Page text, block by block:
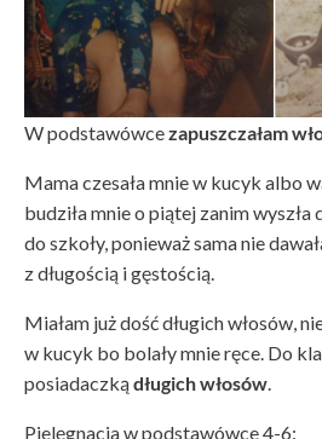
W podstawówcezapuszczałam
Mama czesała mnie w kucyk albo
budziła mnie o piątej zanim wyszła
do szkoły, ponieważ sama nie
z długością i gęstością.
Miałam już dość długich włosów,
w kucyk bo bolały mnie ręce. Do
posiadaczkądługich włosów
Pielęgnacja w podstawówce 4-6: